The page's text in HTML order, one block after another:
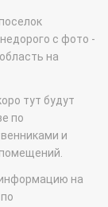
с фото -
на
тут будут
по
и
на